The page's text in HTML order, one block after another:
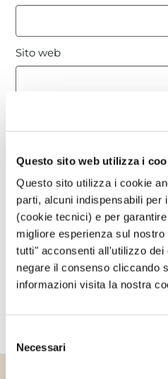
Questo sito web utilizza i
Questo sito utilizza i cookie
parti, alcuni indispensabili per
(cookie tecnici) e per
migliore esperienza sul
tutti" acconsenti all'utilizzo
negare il consenso cliccando
informazioni visita la nostra
delNecessari
Sito web
Questo sito è protetto da
Avvertimi via email in caso
commento.
Avvertimi via email alla
articolo.